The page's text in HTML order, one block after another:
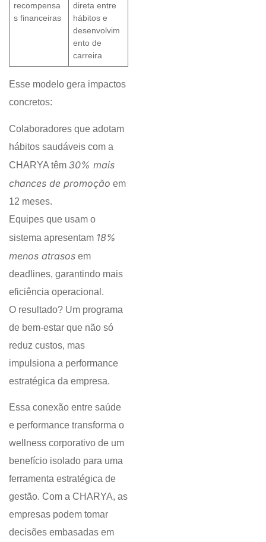
recompensa
s financeiras
direta entre
hábitos e
desenvolvim
ento de
carreira
Esse modelo gera impactos
concretos:
Colaboradores que adotam
hábitos saudáveis com a
CHARYA têm 30% mais
chances de promoção em
12 meses.
Equipes que usam o
sistema apresentam 18%
menos atrasos em
deadlines, garantindo mais
eficiência operacional.
O resultado? Um programa
de bem-estar que não só
reduz custos, mas
impulsiona a performance
estratégica da empresa.
Essa conexão entre saúde
e performance transforma o
wellness corporativo de um
benefício isolado para uma
ferramenta estratégica de
gestão. Com a CHARYA, as
empresas podem tomar
decisões embasadas em